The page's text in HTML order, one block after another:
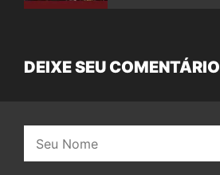
DEIXE SEU COMENTÁRIO